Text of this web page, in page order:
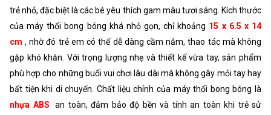
trẻ nhỏ, đặc biệt là các bé yêu thích gam màu tươi sáng. Kích thước
của máy thổi bong bóng khá nhỏ gọn, chỉ khoảng 15 x 6.5 x 14
cm , nhờ đó trẻ em có thể dễ dàng cầm nắm, thao tác mà không
gặp khó khăn. Với trọng lượng nhẹ và thiết kế vừa tay, sản phẩm
phù hợp cho những buổi vui chơi lâu dài mà không gây mỏi tay hay
bất tiện khi di chuyển. Chất liệu chính của máy thổi bong bóng là
nhựa ABS
an toàn, đảm bảo độ bền và tính an toàn khi trẻ sử